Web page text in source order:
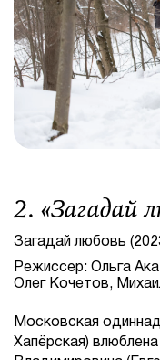
2. «Загадай
Загадай любовь
Режиссер: Ольга
Олег Кочетов,
Московская
Хапёрская)